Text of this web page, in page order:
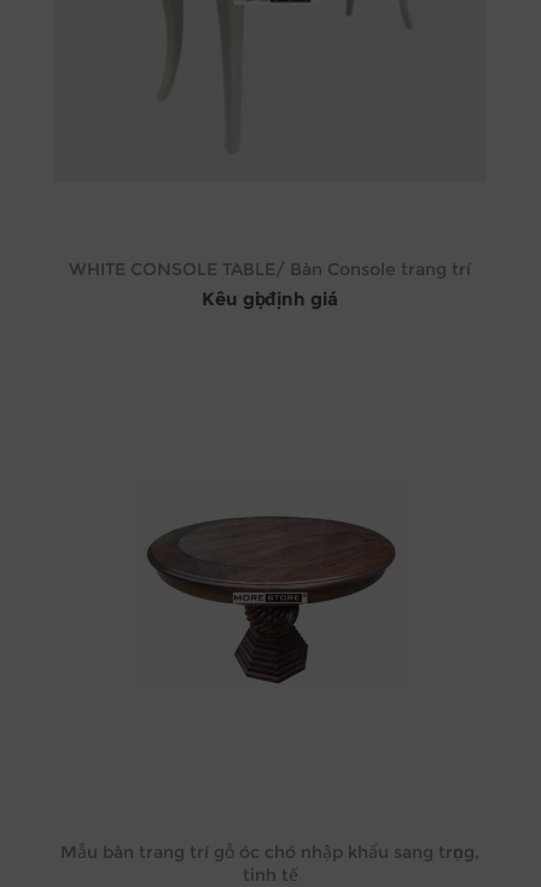
WHITE CONSOLE TABLE/ Bàn Console trang trí
Kêu gọi định giá
Mẫu bàn trang trí gỗ óc chó nhập khẩu sang trọng,
tinh tế